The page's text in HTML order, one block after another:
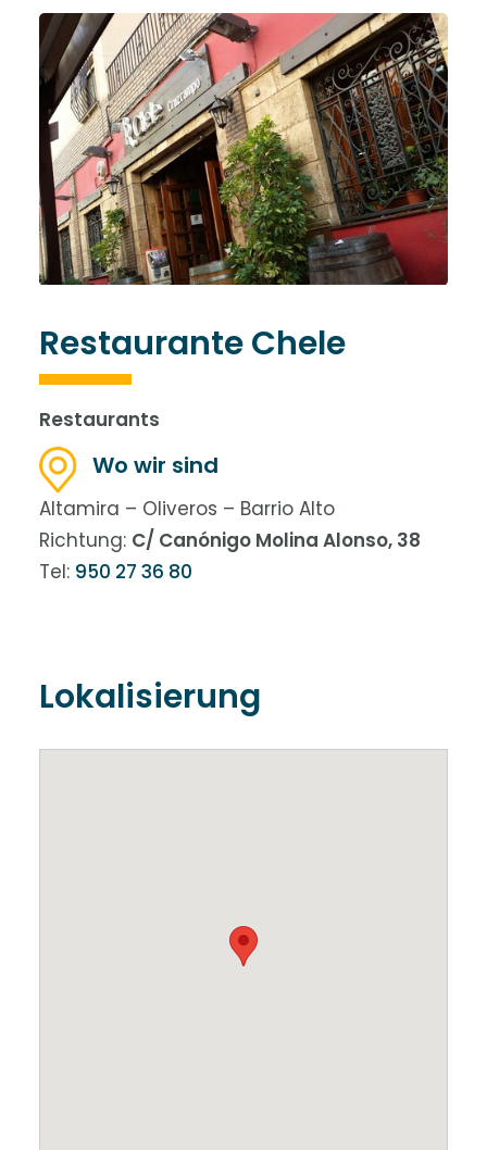
Restaurante Chele
Restaurants
Wo wir sind
Altamira – Oliveros – Barrio Alto
Richtung: C/ Canónigo Molina Alonso, 38
Tel: 950 27 36 80
Lokalisierung